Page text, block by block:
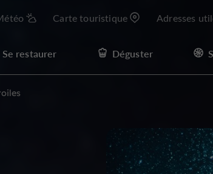
Carte touristique Adresses
Se restaurer Déguster